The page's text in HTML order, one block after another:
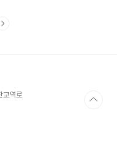
중에 하나가 '겉과 속이 다르
역로